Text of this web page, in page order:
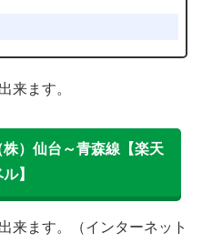
来ます。
）仙台～青森線【楽天
】
来ます。（インターネット